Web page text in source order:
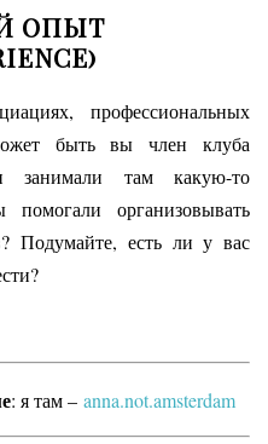
ОПЫТ
профессиональных
быть вы член клуба
занимали там какую-то
организовывать
Подумайте, есть ли у вас
: я там – anna.not.amsterdam